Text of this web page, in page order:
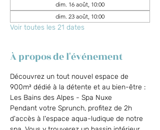
dim. 16 août, 10:00
dim. 23 août, 10:00
Voir toutes les 21 dates
À propos de l'événement
Découvrez un tout nouvel espace de
900m² dédié à la détente et au bien-être :
Les Bains des Alpes - Spa Nuxe
Pendant votre Sprunch, profitez de 2h
d'accès à l'espace aqua-ludique de notre